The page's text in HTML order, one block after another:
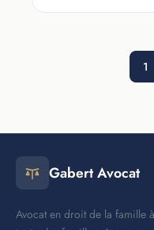
1
Gabert Avocat
Avocat en droit de la famille